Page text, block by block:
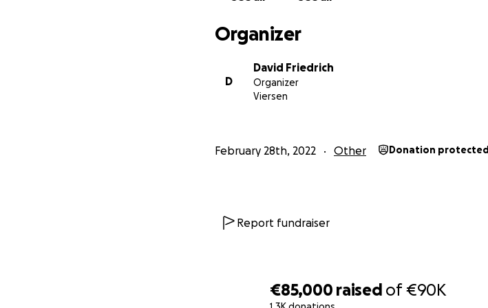
€85,000 raised of€90K
Gustav Schäfer
werden wir an “RTL - Wir helfen Kindern“ spenden.
Organizer
D
David Friedrich
Organizer
Viersen
February 28th, 2022 Other Donation protected
Report fundraiser